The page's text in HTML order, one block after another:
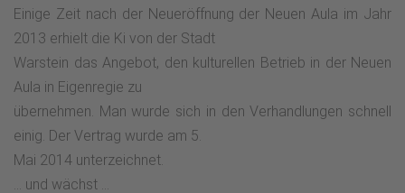
Einige Zeit nach der Neueröffnung der Neuen Aula im Jahr
2013 erhielt die Ki von der Stadt
Warstein das Angebot, den kulturellen Betrieb in der Neuen
Aula in Eigenregie zu
übernehmen. Man wurde sich in den Verhandlungen schnell
einig. Der Vertrag wurde am 5.
Mai 2014 unterzeichnet.
… und wächst ...